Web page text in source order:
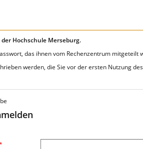
Hochschule Merseburg.
das ihnen vom Rechenzentrum mitgeteilt
werden, die Sie vor der ersten Nutzung